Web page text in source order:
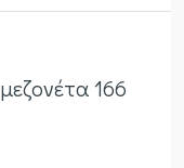
166